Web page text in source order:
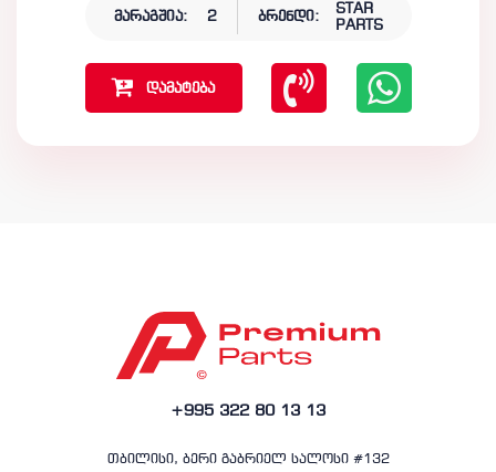
მარაგშია: 2 ბრენდი:
STAR
PARTS
დამატება
+995 322 80 13 13
თბილისი, ბერი გაბრიელ სალოსი #132